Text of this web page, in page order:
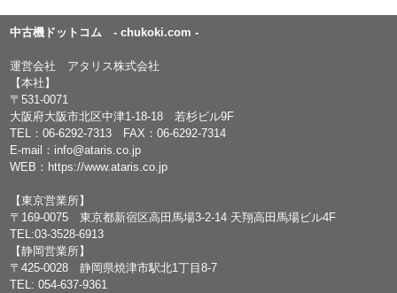
中古機ドットコム - chukoki.com -
運営会社 アタリス株式会社
【本社】
〒531-0071
大阪府大阪市北区中津1-18-18 若杉ビル9F
TEL：06-6292-7313 FAX：06-6292-7314
E-mail： info@ataris.co.jp
WEB： https://www.ataris.co.jp
【東京営業所】
〒169-0075 東京都新宿区高田馬場3-2-14 天翔高田馬場ビル4F
TEL:03-3528-6913
【静岡営業所】
〒425-0028 静岡県焼津市駅北1丁目8-7
TEL: 054-637-9361